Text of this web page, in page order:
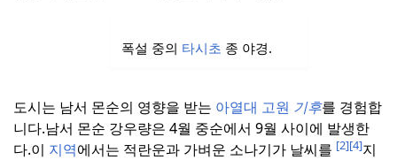
폭설 중의 타시초 종 야경.
도시는 남서 몬순의 영향을 받는 아열대 고원 기후를 경험합
니다.남서 몬순 강우량은 4월 중순에서 9월 사이에 발생한
다.이 지역에서는 적란운과 가벼운 소나기가 날씨를 [2][4]지